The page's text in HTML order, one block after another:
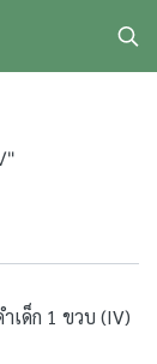
เด็ก 1 ขวบ (IV)